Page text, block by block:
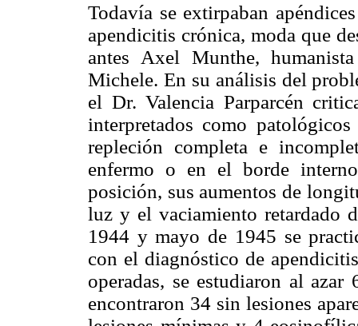
Todavía se extirpaban
apendicitis crónica, moda que
antes Axel Munthe,
Michele. En su análisis del
el Dr. Valencia Parparcén
interpretados como
repleción completa e
enfermo o en el borde
posición, sus aumentos de
luz y el vaciamiento retardado
1944 y mayo de 1945 se
con el diagnóstico de
operadas, se estudiaron al
encontraron 34 sin lesiones